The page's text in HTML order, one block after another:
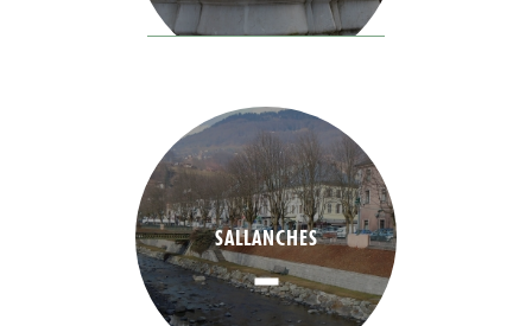
SALLANCHES